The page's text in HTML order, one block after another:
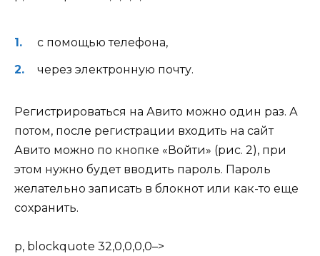
с помощью телефона,
через электронную почту.
Регистрироваться на Авито можно один раз. А
потом, после регистрации входить на сайт
Авито можно по кнопке «Войти» (рис. 2), при
этом нужно будет вводить пароль. Пароль
желательно записать в блокнот или как-то еще
сохранить.
p, blockquote 32,0,0,0,0–>